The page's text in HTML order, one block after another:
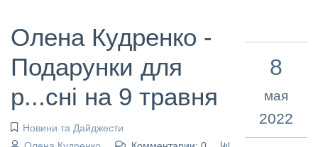
Олена Кудренко -
Подарунки для
р...сні на 9 травня
Новини та Дайджести
8
мая
2022